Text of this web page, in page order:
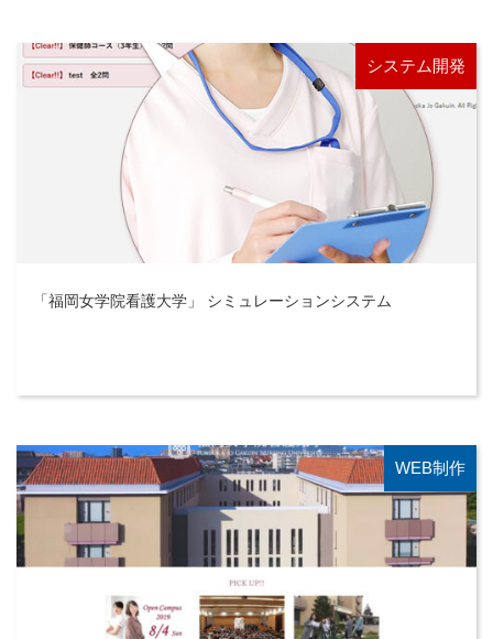
システム開発
「福岡女学院看護大学」 シミュレーションシステム
WEB制作